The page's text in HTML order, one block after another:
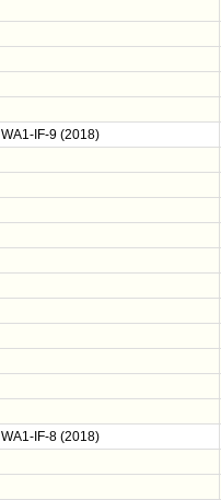
WA1-IF-9 (2018)
WA1-IF-8 (2018)